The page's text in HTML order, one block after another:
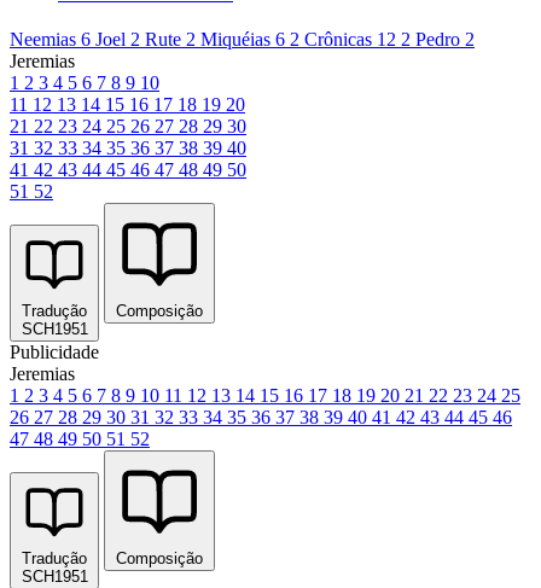
Neemias 6 Joel 2 Rute 2 Miquéias 6 2 Crônicas 12 2 Pedro 2
Jeremias
1 2 3 4 5 6 7 8 9 10
11 12 13 14 15 16 17 18 19 20
21 22 23 24 25 26 27 28 29 30
31 32 33 34 35 36 37 38 39 40
41 42 43 44 45 46 47 48 49 50
51 52
Tradução
SCH1951
Composição
Publicidade
Jeremias
1 2 3 4 5 6 7 8 9 10 11 12 13 14 15 16 17 18 19 20 21 22 23 24 25
26 27 28 29 30 31 32 33 34 35 36 37 38 39 40 41 42 43 44 45 46
47 48 49 50 51 52
Tradução
SCH1951
Composição